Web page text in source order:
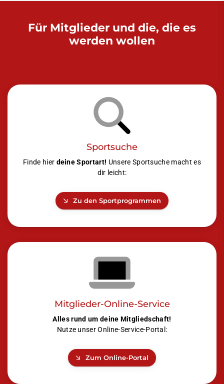
Für Mitglieder und die, die es
werden wollen
Sportsuche
Finde hier deine Sportart! Unsere Sportsuche macht es
dir leicht:
Zu den Sportprogrammen
Mitglieder-Online-Service
Alles rund um deine Mitgliedschaft!
Nutze unser Online-Service-Portal:
Zum Online-Portal